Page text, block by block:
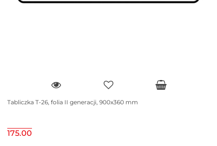
Tabliczka T-26, folia II generacji, 900x360 mm
175.00